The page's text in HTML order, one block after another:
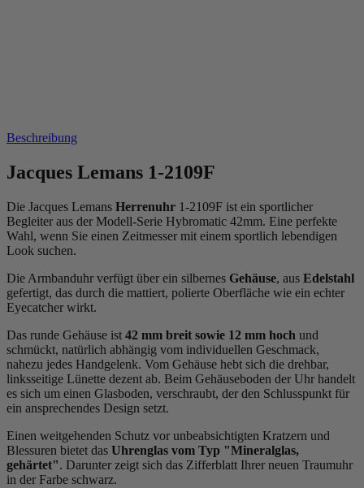
Beschreibung
Jacques Lemans 1-2109F
Die Jacques Lemans Herrenuhr 1-2109F ist ein sportlicher
Begleiter aus der Modell-Serie Hybromatic 42mm. Eine perfekte
Wahl, wenn Sie einen Zeitmesser mit einem sportlich lebendigen
Look suchen.
Die Armbanduhr verfügt über ein silbernes Gehäuse, aus Edelstahl
gefertigt, das durch die mattiert, polierte Oberfläche wie ein echter
Eyecatcher wirkt.
Das runde Gehäuse ist 42 mm breit sowie 12 mm hoch und
schmückt, natürlich abhängig vom individuellen Geschmack,
nahezu jedes Handgelenk. Vom Gehäuse hebt sich die drehbar,
linksseitige Lünette dezent ab. Beim Gehäuseboden der Uhr handelt
es sich um einen Glasboden, verschraubt, der den Schlusspunkt für
ein ansprechendes Design setzt.
Einen weitgehenden Schutz vor unbeabsichtigten Kratzern und
Blessuren bietet das Uhrenglas vom Typ "Mineralglas,
gehärtet". Darunter zeigt sich das Zifferblatt Ihrer neuen Traumuhr
in der Farbe schwarz.